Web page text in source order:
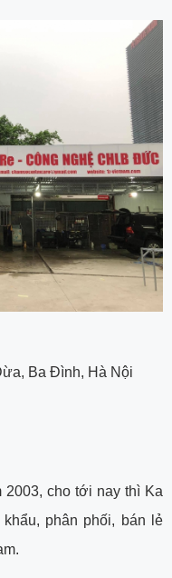
Ba Đình, Hà Nội
2003, cho tới nay thì Ka
phân phối, bán lẻ